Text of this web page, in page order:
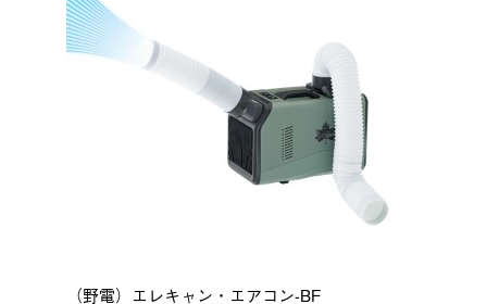
（野電）エレキャン・エアコン-BF